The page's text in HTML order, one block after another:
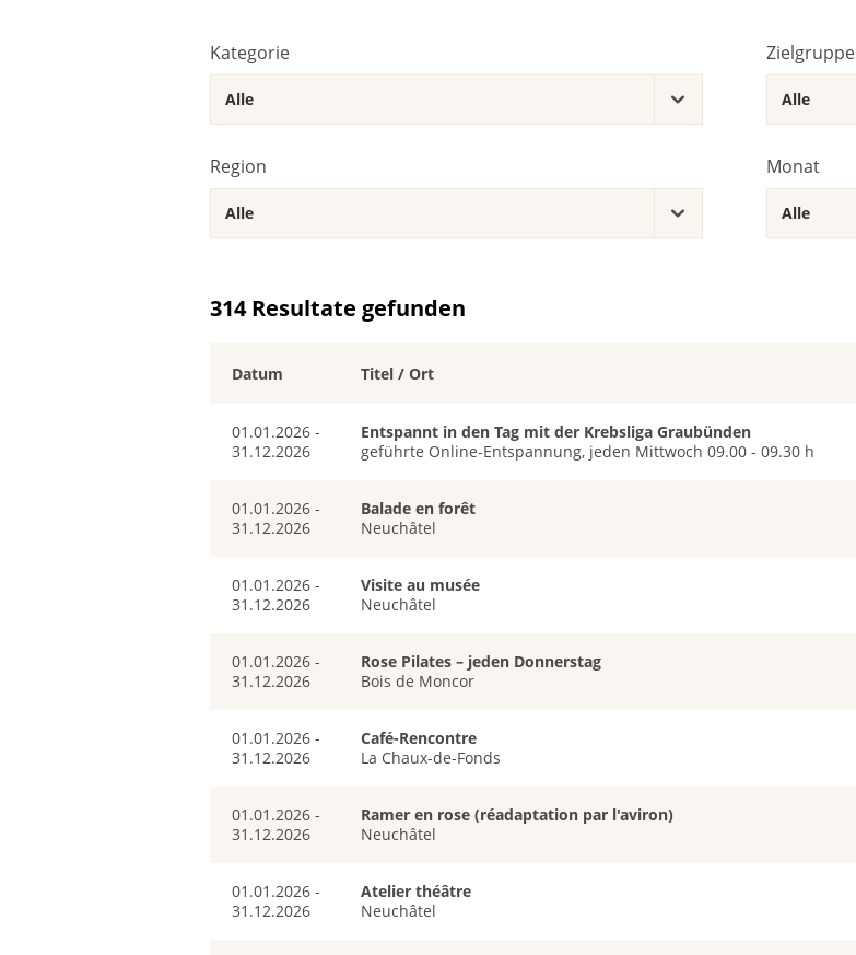
Kategorie Zielgruppe
Region Monat
314 Resultate gefunden
Datum Titel / Ort
01.01.2026 -
31.12.2026
Entspannt in den Tag mit der Krebsliga Graubünden
geführte Online-Entspannung, jeden Mittwoch 09.00 - 09.30 h
01.01.2026 -
31.12.2026
Balade en forêt
Neuchâtel
01.01.2026 -
31.12.2026
Visite au musée
Neuchâtel
01.01.2026 -
31.12.2026
Rose Pilates – jeden Donnerstag
Bois de Moncor
01.01.2026 -
31.12.2026
Café-Rencontre
La Chaux-de-Fonds
01.01.2026 -
31.12.2026
Ramer en rose (réadaptation par l'aviron)
Neuchâtel
01.01.2026 -
31.12.2026
Atelier théâtre
Neuchâtel